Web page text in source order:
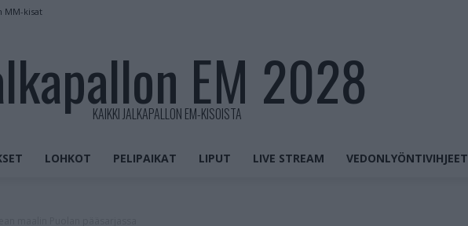
MM-kisat
EM 2028
KAIKKI JALKAPALLON EM-KISOISTA
LOHKOT PELIPAIKAT LIPUT LIVE STREAM VEDONLYÖNTIVIHJEET